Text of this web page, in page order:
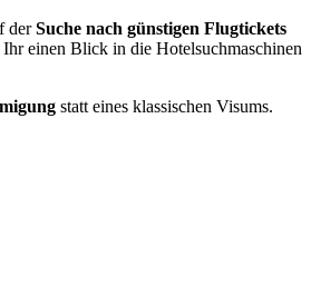
derSuche nach günstigen Flugtickets
einen Blick in die Hotelsuchmaschinen
statt eines klassischen Visums.